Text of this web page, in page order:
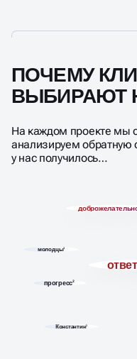
ПОЧЕМУ
ВЫБИРАЮТ
На каждом проекте мы
анализируем обратную
у нас получилось…
молодцы1
прогресс2
Константин1